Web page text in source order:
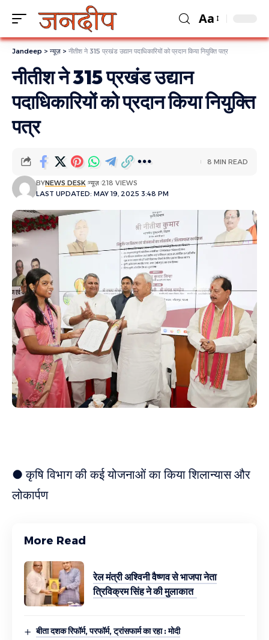
Aa
Jandeep > न्यूज़ > नीतीश ने 315 प्रखंड उद्यान पदाधिकारियों को प्रदान किया नियुक्ति पत्र
नीतीश ने 315 प्रखंड उद्यान
पदाधिकारियों को प्रदान किया नियुक्ति
पत्र
LAST UPDATED: MAY 19, 2025 3:48 PM
BYNEWS DESK न्यूज़ 218 VIEWS
8 MIN READ
● कृषि विभाग की कई योजनाओं का किया शिलान्यास और
लोकार्पण
More Read
रेल मंत्री अश्विनी वैष्णव से भाजपा नेता
त्रिविक्रम सिंह ने की मुलाकात
बीता दशक रिफॉर्म, परफॉर्म, ट्रांसफार्म का रहा : मोदी